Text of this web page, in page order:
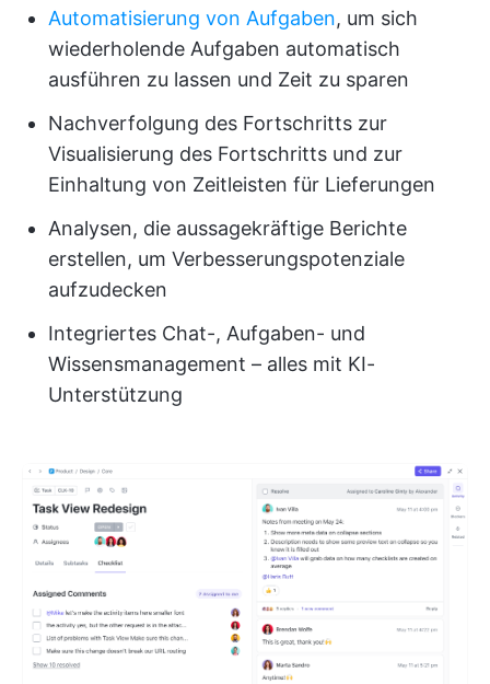
Automatisierung von Aufgaben, um sich
wiederholende Aufgaben automatisch
ausführen zu lassen und Zeit zu sparen
Nachverfolgung des Fortschritts zur
Visualisierung des Fortschritts und zur
Einhaltung von Zeitleisten für Lieferungen
Analysen, die aussagekräftige Berichte
erstellen, um Verbesserungspotenziale
aufzudecken
Integriertes Chat-, Aufgaben- und
Wissensmanagement – alles mit KI-
Unterstützung